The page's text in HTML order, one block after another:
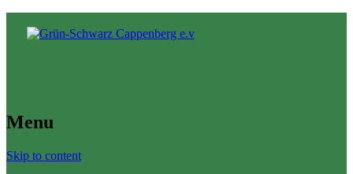
Menu
Skip to content